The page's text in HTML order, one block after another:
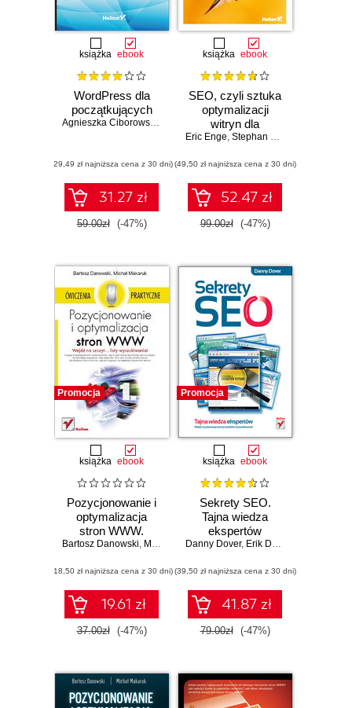
książka ebook
WordPress dla
początkujących
Agnieszka Ciborowska Jarosław Lipiński
(29,49 zł najniższa cena z 30 dni)
31.27 zł
59.00zł (-47%)
książka ebook
SEO, czyli sztuka
optymalizacji
witryn dla
wyszukiwarek
Eric Enge, Stephan Spencer
(49,50 zł najniższa cena z 30 dni)
52.47 zł
99.00zł (-47%)
Promocja
książka ebook
Pozycjonowanie i
optymalizacja
stron WWW.
Wydanie II.
praktyczne
Bartosz Danowski, Michał Makaruk
(18,50 zł najniższa cena z 30 dni)
19.61 zł
37.00zł (-47%)
Promocja
książka ebook
Sekrety SEO.
Tajna wiedza
ekspertów
Danny Dover, Erik Dafforn
(39,50 zł najniższa cena z 30 dni)
41.87 zł
79.00zł (-47%)